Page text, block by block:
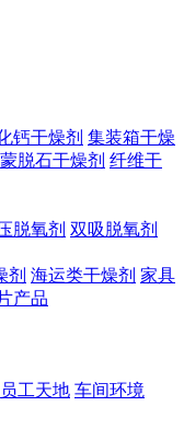
钙干燥剂 集装箱干燥
蒙脱石干燥剂 纤维干
脱氧剂 双吸脱氧剂
剂 海运类干燥剂 家具
产品
员工天地 车间环境